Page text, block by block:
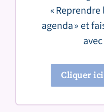
«
agenda » et
Cliquer